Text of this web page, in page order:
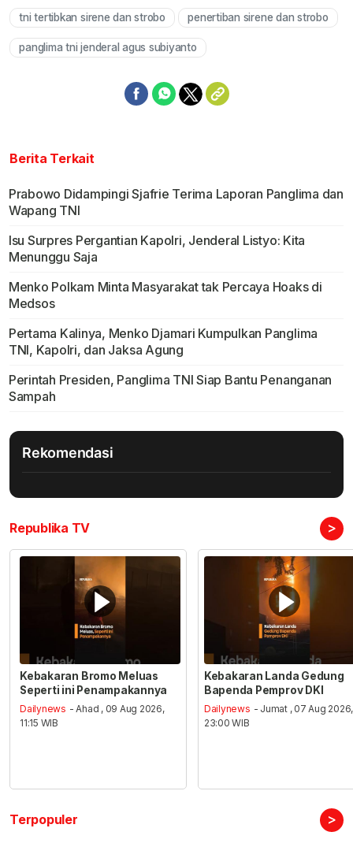
tni tertibkan sirene dan strobo penertiban sirene dan strobo
panglima tni jenderal agus subiyanto
Berita Terkait
Prabowo Didampingi Sjafrie Terima Laporan Panglima dan
Wapang TNI
Isu Surpres Pergantian Kapolri, Jenderal Listyo: Kita
Menunggu Saja
Menko Polkam Minta Masyarakat tak Percaya Hoaks di
Medsos
Pertama Kalinya, Menko Djamari Kumpulkan Panglima
TNI, Kapolri, dan Jaksa Agung
Perintah Presiden, Panglima TNI Siap Bantu Penanganan
Sampah
Rekomendasi
Republika TV >
Kebakaran Bromo Meluas
Seperti ini Penampakannya
Dailynews - Ahad , 09 Aug 2026,
11:15 WIB
Kebakaran Landa Gedung
Bapenda Pemprov DKI
Dailynews - Jumat , 07 Aug 2026,
23:00 WIB
Terpopuler >